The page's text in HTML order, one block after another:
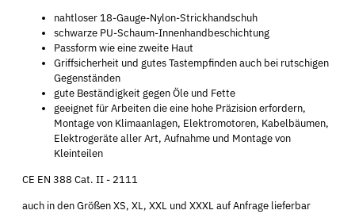
nahtloser 18-Gauge-Nylon-Strickhandschuh
schwarze PU-Schaum-Innenhandbeschichtung
Passform wie eine zweite Haut
Griffsicherheit und gutes Tastempfinden auch bei rutschigen
Gegenständen
gute Beständigkeit gegen Öle und Fette
geeignet für Arbeiten die eine hohe Präzision erfordern,
Montage von Klimaanlagen, Elektromotoren, Kabelbäumen,
Elektrogeräte aller Art, Aufnahme und Montage von
Kleinteilen
CE EN 388 Cat. II - 2111
auch in den Größen XS, XL, XXL und XXXL auf Anfrage lieferbar